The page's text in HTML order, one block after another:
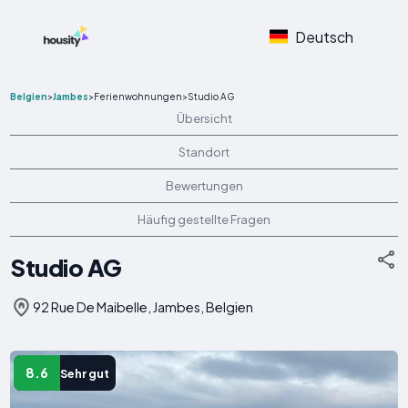
Deutsch
Belgien>Jambes>Ferienwohnungen>Studio AG
Übersicht
Standort
Bewertungen
Häufig gestellte Fragen
Studio AG
92 Rue De Maibelle, Jambes, Belgien
8.6 Sehr gut